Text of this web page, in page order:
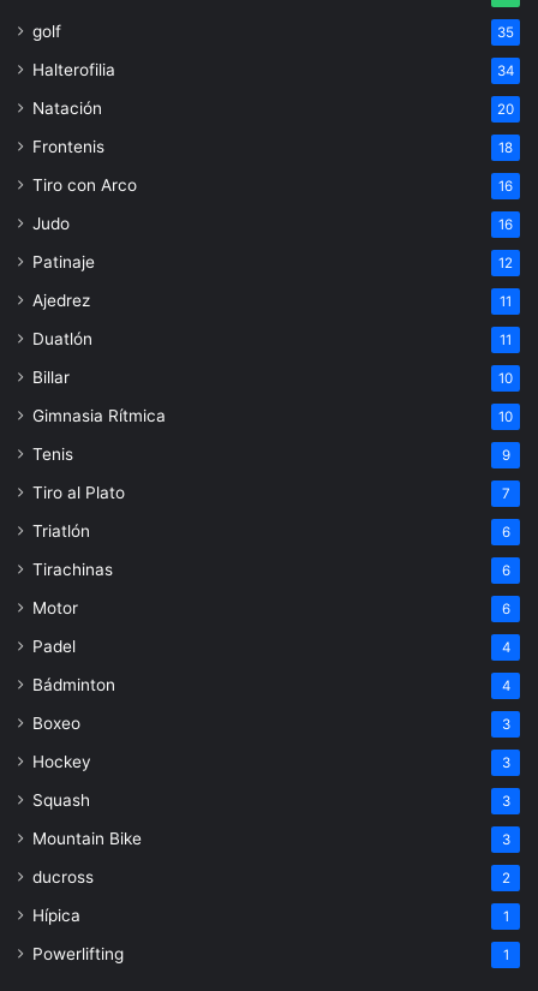
golf 35
Halterofilia 34
Natación 20
Frontenis 18
Tiro con Arco 16
Judo 16
Patinaje 12
Ajedrez 11
Duatlón 11
Billar 10
Gimnasia Rítmica 10
Tenis 9
Tiro al Plato 7
Triatlón 6
Tirachinas 6
Motor 6
Padel 4
Bádminton 4
Boxeo 3
Hockey 3
Squash 3
Mountain Bike 3
ducross 2
Hípica 1
Powerlifting 1